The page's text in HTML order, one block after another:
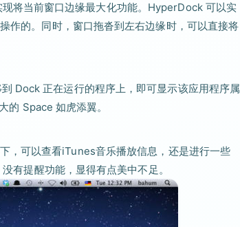
将当前窗口边缘最大化功能。HyperDock 可以实
作的。同时，窗口拖沓到左右边缘时，可以直接将
Dock 正在运行的程序上，即可显示该应用程序属
Space 如虎添翼。
，可以查看iTunes音乐播放信息，还是进行一些
有提醒功能，显得有点美中不足。